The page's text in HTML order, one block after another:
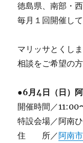
徳島県、南部・
毎月１回開催して
マリッサとくし
相談をご希望の
●6月4日（日）
開催時間／11:00
特設会場／阿南
住 所／阿南